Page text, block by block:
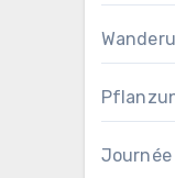
Journée